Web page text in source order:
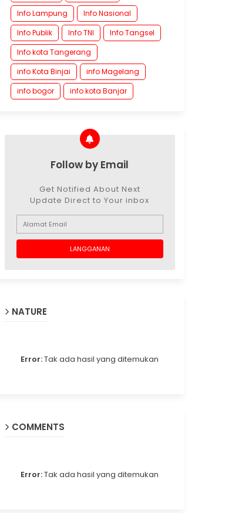
Info Lampung
Info Nasional
Info Publik
Info TNI
Info Tangsel
Info kota Tangerang
info Kota Binjai
info Magelang
info bogor
info kota Banjar
Follow by Email
Get Notified About Next
Update Direct to Your inbox
NATURE
Error:Tak ada hasil yang ditemukan
COMMENTS
Error:Tak ada hasil yang ditemukan